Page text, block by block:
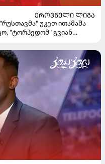
ᲔᲠᲝᲕᲜᲣᲚᲘ ᲚᲘᲒᲐ
უკეთ ითამაშა
"ტორპედომ" გვიან